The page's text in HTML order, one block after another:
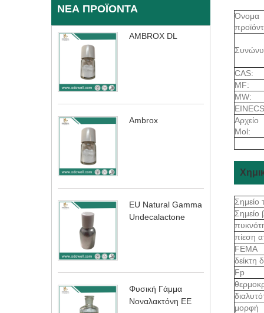
ΝΈΑ ΠΡΟΪΌΝΤΑ
AMBROX DL
Ambrox
EU Natural Gamma
Undecalactone
Φυσική Γάμμα
Νοναλακτόνη ΕΕ
Όνομα
CAS:
MF:
MW:
Αρχείο
Mol:
Σημείο
Σημείο
πίεση
FEMA
δείκτη
Fp
μορφή